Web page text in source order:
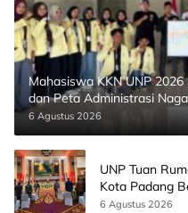
Mahasiswa KKN UNP
dan Peta Administrasi
6 Agustus 2026
UNP Tuan
Kota Padang
CEO EMGS
6 Agustus 2026